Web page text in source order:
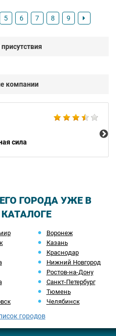
5 6 7 8 9
компании
сила
ГОРОДА УЖЕ В
Воронеж
Казань
Краснодар
Нижний Новгород
Ростов-на-Дону
Санкт-Петербург
Тюмень
Челябинск
городов